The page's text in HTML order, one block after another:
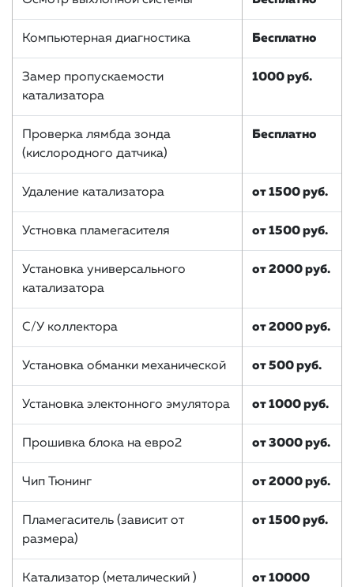
Компьютерная диагностика Бесплатно
Замер пропускаемости
катализатора
1000 руб.
Проверка лямбда зонда
(кислородного датчика)
Бесплатно
Удаление катализатора от 1500 руб.
Устновка пламегасителя от 1500 руб.
Установка универсального
катализатора
от 2000 руб.
С/У коллектора от 2000 руб.
Установка обманки механической от 500 руб.
Установка электонного эмулятора от 1000 руб.
Прошивка блока на евро2 от 3000 руб.
Чип Тюнинг от 2000 руб.
Пламегаситель (зависит от
размера)
от 1500 руб.
Катализатор (металический )
от 10000